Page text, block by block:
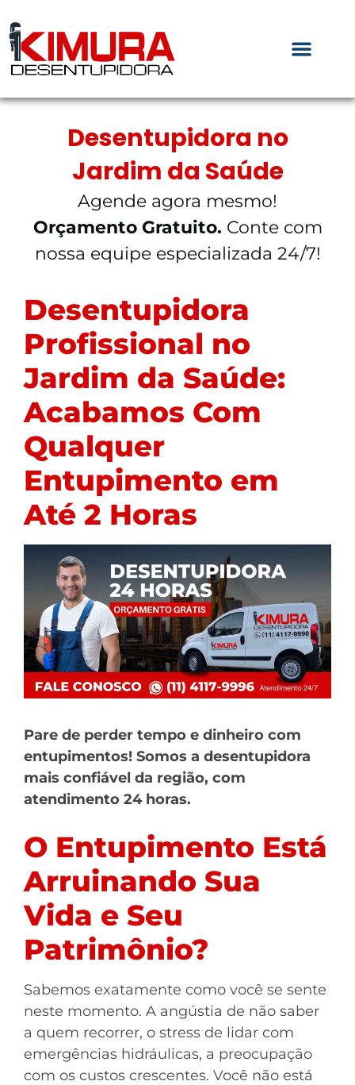
Desentupidora no
Jardim da Saúde
Agende agora mesmo!
Orçamento Gratuito. Conte com
nossa equipe especializada 24/7!
Desentupidora
Profissional no
Jardim da Saúde:
Acabamos Com
Qualquer
Entupimento em
Até 2 Horas
Pare de perder tempo e dinheiro com
entupimentos! Somos a desentupidora
mais confiável da região, com
atendimento 24 horas.
O Entupimento Está
Arruinando Sua
Vida e Seu
Patrimônio?
Sabemos exatamente como você se sente
neste momento. A angústia de não saber
a quem recorrer, o stress de lidar com
emergências hidráulicas, a preocupação
com os custos crescentes. Você não está